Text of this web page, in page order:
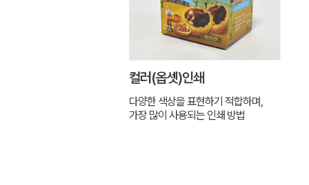
컬러(옵셋)인쇄
다양한 색상을 표현하기 적합하며,
가장 많이 사용되는 인쇄 방법